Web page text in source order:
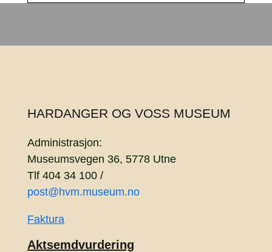
HARDANGER OG VOSS MUSEUM
Administrasjon:
Museumsvegen 36, 5778 Utne
Tlf 404 34 100 /
post@hvm.museum.no
Faktura
Aktsemdvurdering